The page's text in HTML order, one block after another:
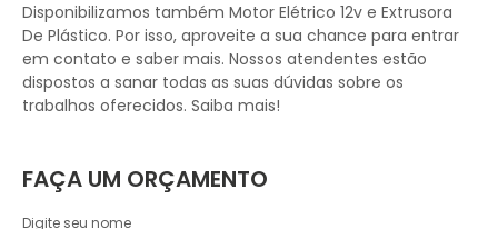
Disponibilizamos também Motor Elétrico 12v e Extrusora
De Plástico. Por isso, aproveite a sua chance para entrar
em contato e saber mais. Nossos atendentes estão
dispostos a sanar todas as suas dúvidas sobre os
trabalhos oferecidos. Saiba mais!
FAÇA UM ORÇAMENTO
Digite seu nome